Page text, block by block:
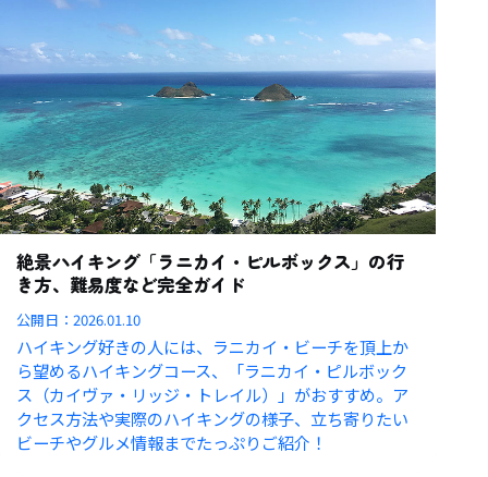
絶景ハイキング「ラニカイ・ピルボックス」の行
き方、難易度など完全ガイド
公開日：2026.01.10
ハイキング好きの人には、ラニカイ・ビーチを頂上か
ら望めるハイキングコース、「ラニカイ・ピルボック
ス（カイヴァ・リッジ・トレイル）」がおすすめ。ア
クセス方法や実際のハイキングの様子、立ち寄りたい
ビーチやグルメ情報までたっぷりご紹介！